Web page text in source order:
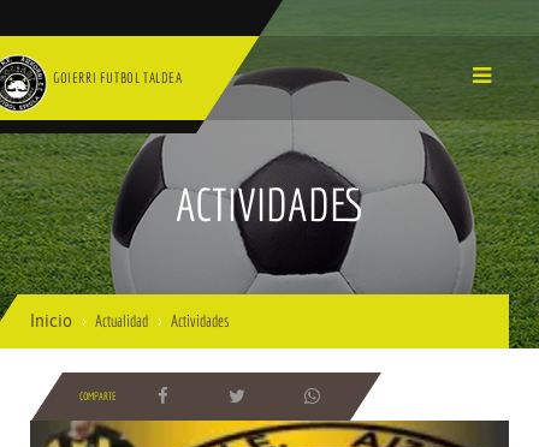
GOIERRI FUTBOL TALDEA
ACTIVIDADES
Inicio Actualidad Actividades
COMPARTE